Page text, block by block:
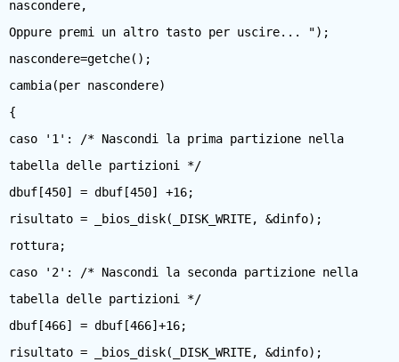
nascondere,
Oppure premi un altro tasto per uscire... ");
nascondere=getche();
cambia(per nascondere)
{
caso '1': /* Nascondi la prima partizione nella
tabella delle partizioni */
dbuf[450] = dbuf[450] +16;
risultato = _bios_disk(_DISK_WRITE, &dinfo);
rottura;
caso '2': /* Nascondi la seconda partizione nella
tabella delle partizioni */
dbuf[466] = dbuf[466]+16;
risultato = _bios_disk(_DISK_WRITE, &dinfo);